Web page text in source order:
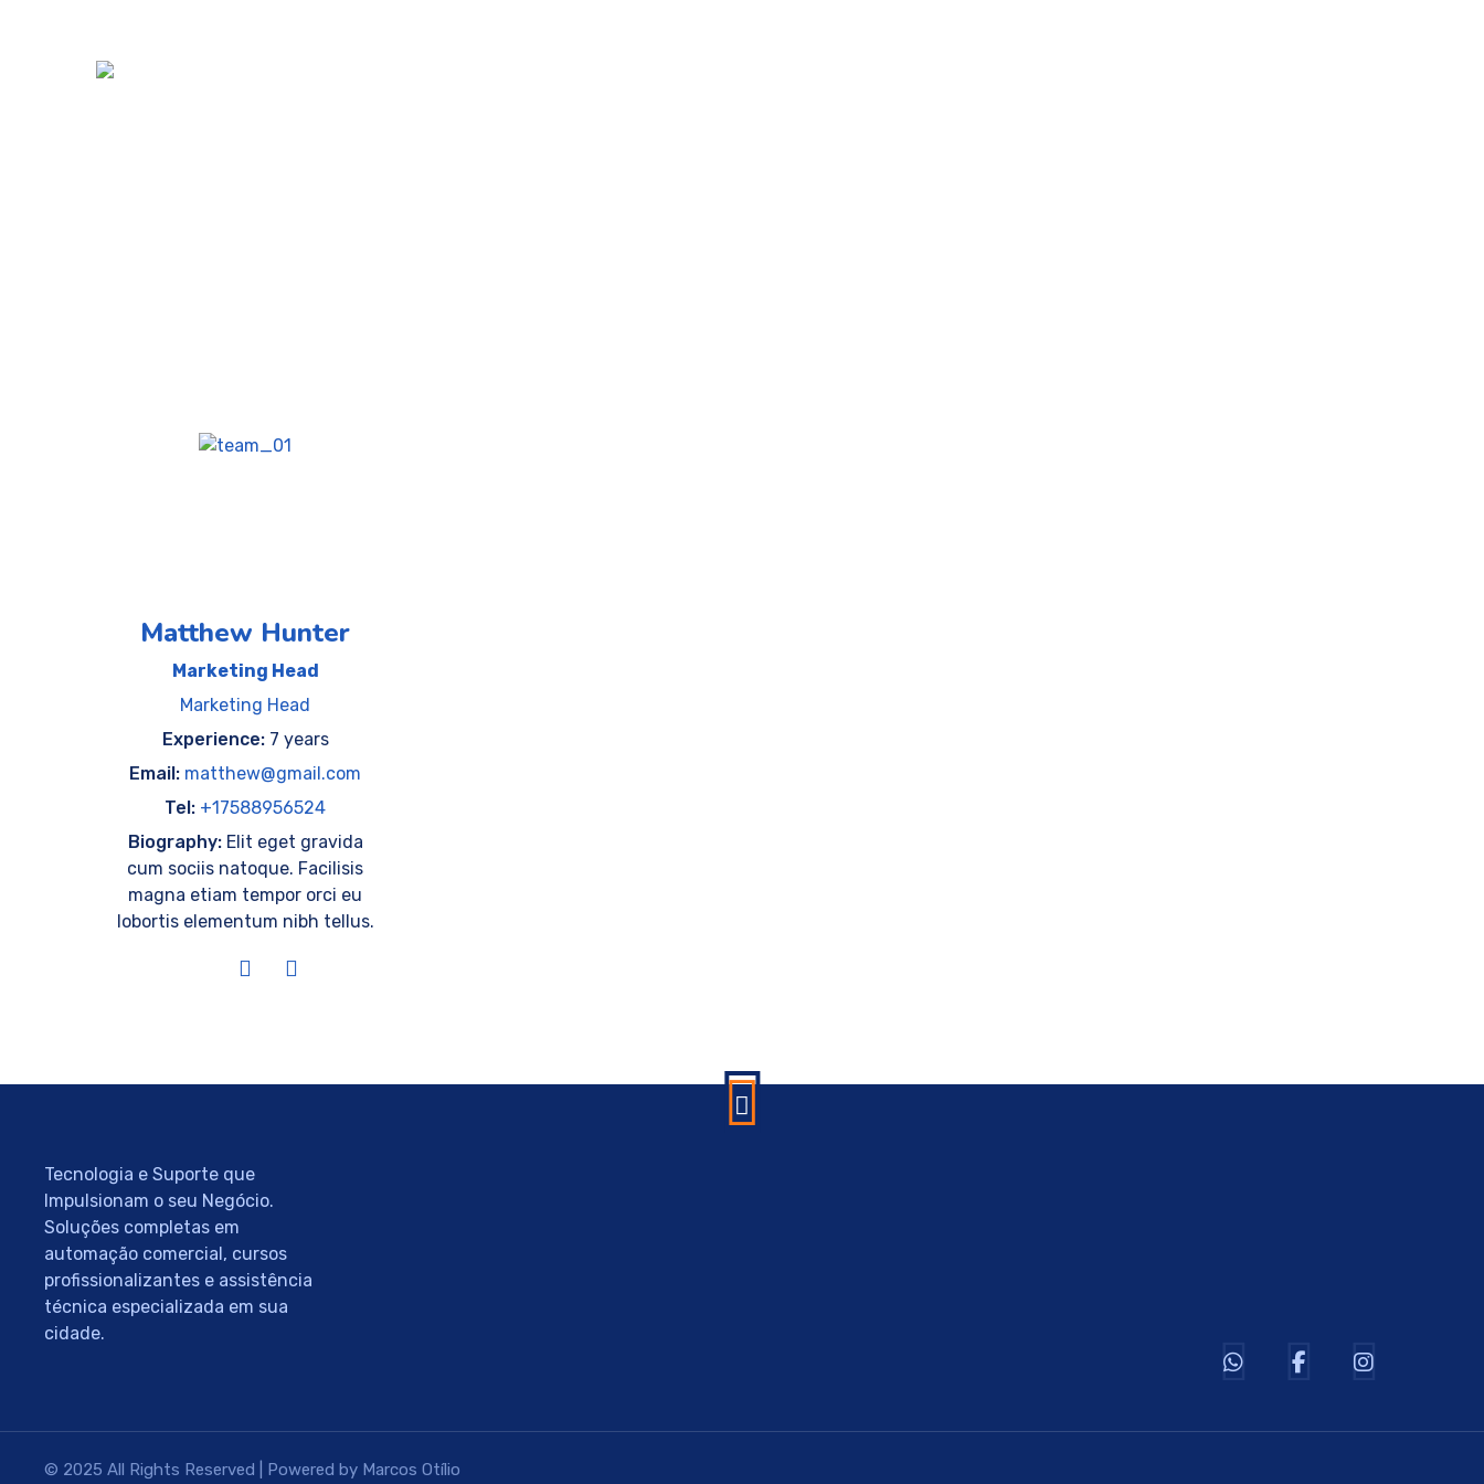
Matthew Hunter
Marketing Head
Marketing Head
Experience: 7 years
Email: matthew@gmail.com
Tel: +17588956524
Biography: Elit eget gravida
cum sociis natoque. Facilisis
magna etiam tempor orci eu
lobortis elementum nibh tellus.
Tecnologia e Suporte que
Impulsionam o seu Negócio.
Soluções completas em
automação comercial, cursos
profissionalizantes e assistência
técnica especializada em sua
cidade.
© 2025 All Rights Reserved | Powered by Marcos Otílio